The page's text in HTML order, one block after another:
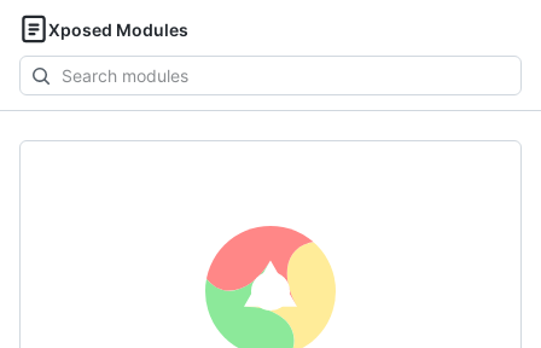
Xposed Modules
Search
modules